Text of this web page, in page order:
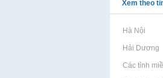
Xem theo
Rao vặt tại Hà Nội
Rao vặt tại Hải Dương
Rao vặt tại Các tỉnh